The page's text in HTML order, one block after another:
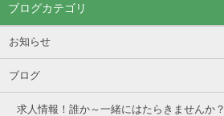
ブログカテゴリ
お知らせ
ブログ
求人情報！誰か～一緒にはたらきませんか？